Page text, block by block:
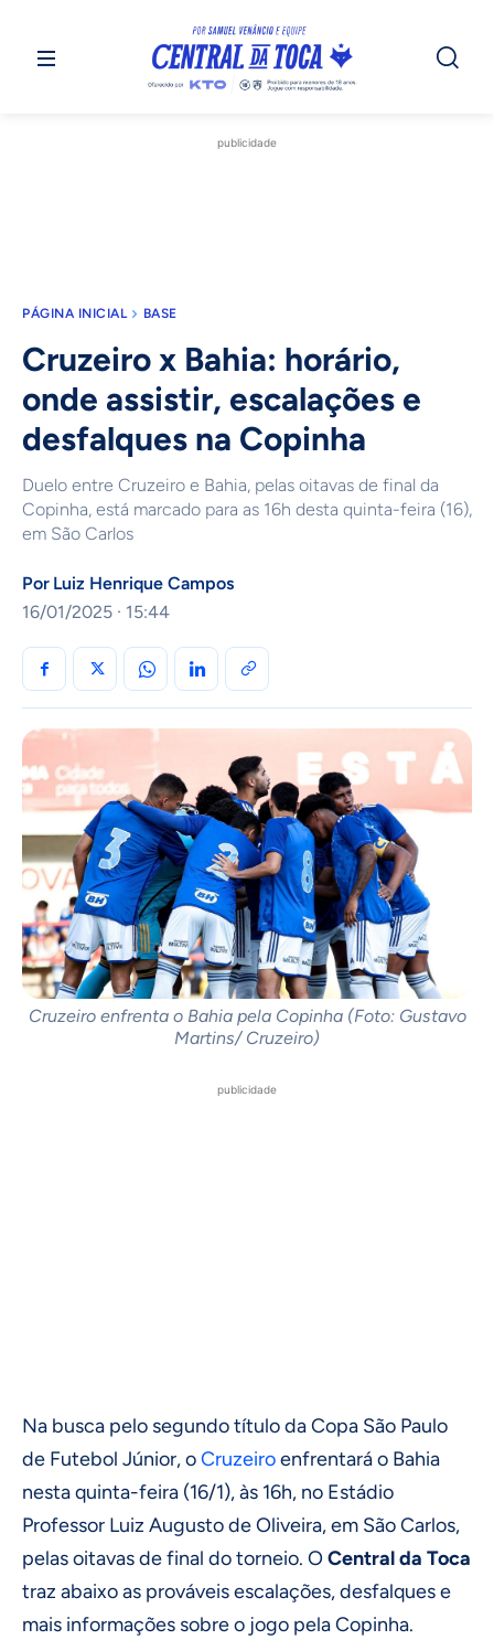
publicidade
PÁGINA INICIAL BASE
Cruzeiro x Bahia: horário,
onde assistir, escalações e
desfalques na Copinha
Duelo entre Cruzeiro e Bahia, pelas oitavas de final da
Copinha, está marcado para as 16h desta quinta-feira (16),
em São Carlos
Por Luiz Henrique Campos
16/01/2025 · 15:44
Cruzeiro enfrenta o Bahia pela Copinha (Foto: Gustavo
Martins/ Cruzeiro)
publicidade
Na busca pelo segundo título da Copa São Paulo
de Futebol Júnior, oCruzeiroenfrentará o Bahia
nesta quinta-feira (16/1), às 16h, no Estádio
Professor Luiz Augusto de Oliveira, em São Carlos,
pelas oitavas de final do torneio. OCentral da Toca
traz abaixo as prováveis escalações, desfalques e
mais informações sobre o jogo pela Copinha.